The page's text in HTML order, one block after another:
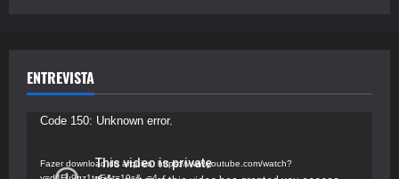
ENTREVISTA
Tocador
vídeo
Code 150: Unknown error.
Fazer download do arquivo: https://www.youtube.com/watch?